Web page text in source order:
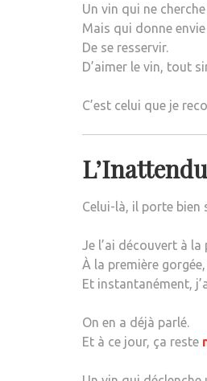
Un vin qui ne
Mais qui donne
De se resservir.
D’aimer le vin, tout
C’est celui que je
Celui-là, il porte bien
Je l’ai découvert à la
À la première
Et instantanément,
On en a déjà parlé.
Et à ce jour, ça reste